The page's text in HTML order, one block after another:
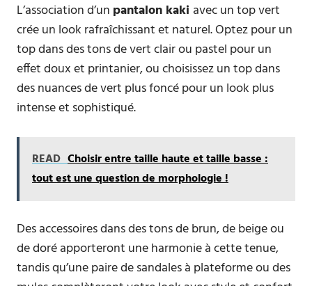
L’association d’un pantalon kaki avec un top vert
crée un look rafraîchissant et naturel. Optez pour un
top dans des tons de vert clair ou pastel pour un
effet doux et printanier, ou choisissez un top dans
des nuances de vert plus foncé pour un look plus
intense et sophistiqué.
READ Choisir entre taille haute et taille basse :
tout est une question de morphologie !
Des accessoires dans des tons de brun, de beige ou
de doré apporteront une harmonie à cette tenue,
tandis qu’une paire de sandales à plateforme ou des